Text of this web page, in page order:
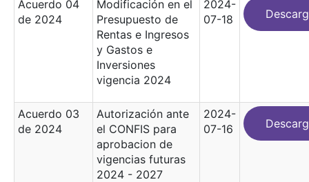
Acuerdo 04
de 2024
Modificación en el
Presupuesto de
Rentas e Ingresos
y Gastos e
Inversiones
vigencia 2024
2024-
07-18
Acuerdo 03
de 2024
Autorización ante
el CONFIS para
aprobacion de
vigencias futuras
2024 - 2027
2024-
07-16